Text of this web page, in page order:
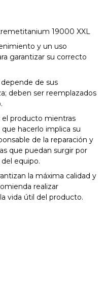
19000 XXL
y un uso
garantizar su correcto
de sus
deben ser reemplazados
el producto mientras
hacerlo implica su
de la reparación y
que puedan surgir por
equipo.
la máxima calidad y
realizar
vida útil del producto.